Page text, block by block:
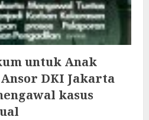
untuk Anak
DKI Jakarta
kasus